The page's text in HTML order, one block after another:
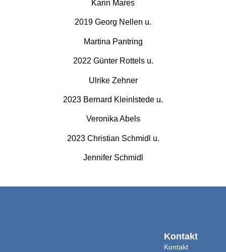
Karin Mares
2019 Georg Nellen u.
Martina Pantring
2022 Günter Rottels u.
Ulrike Zehner
2023 Bernard Kleinlstede u.
Veronika Abels
2023 Christian Schmidl u.
Jennifer Schmidl
Kontakt
Kontakt